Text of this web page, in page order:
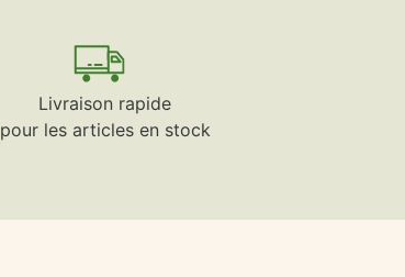
Livraison rapide
pour les articles en stock